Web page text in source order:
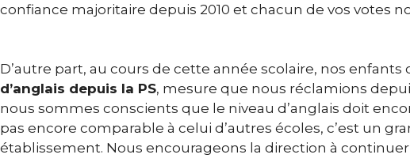
confiance majoritaire depuis 2010 et chacun de vos votes
D’autre part, au cours de cette année scolaire, nos enfants
d’anglais depuis la PS, mesure que nous réclamions
nous sommes conscients que le niveau d’anglais doit
pas encore comparable à celui d’autres écoles, c’est un
établissement. Nous encourageons la direction à continuer